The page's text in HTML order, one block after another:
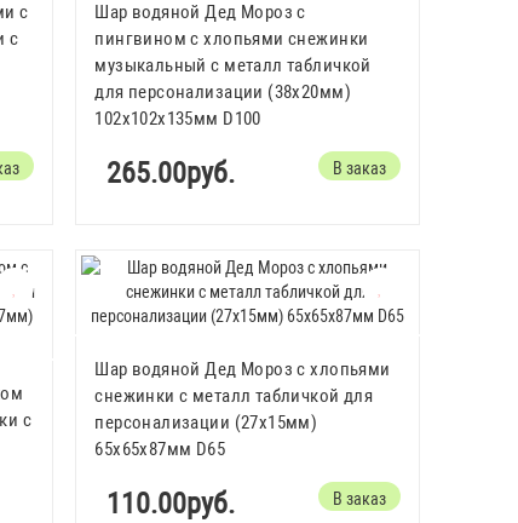
с
с
Шар водяной Дед Мороз с
пингвином с хлопьями снежинки
музыкальный с металл табличкой
для персонализации (38х20мм)
102x102x135мм D100
265.00руб. В заказ
с
Шар водяной Дед Мороз с хлопьями
снежинки с металл табличкой для
персонализации (27х15мм)
65x65x87мм D65
110.00руб. В заказ